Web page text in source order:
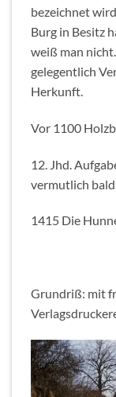
bezeichnet
Burg in Besitz
weiß man
gelegentlich
Herkunft.
Vor 1100
12. Jhd.
vermutlich bald
1415 Die
Grundriß: mit